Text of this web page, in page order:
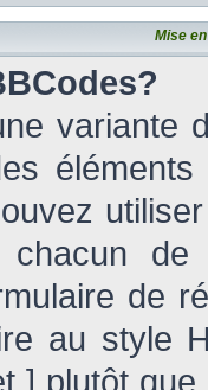
Mise
variante
éléments
chacun de
de
au style
] plutôt